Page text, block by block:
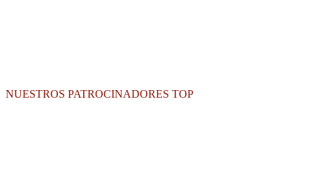
NUESTROS PATROCINADORES TOP